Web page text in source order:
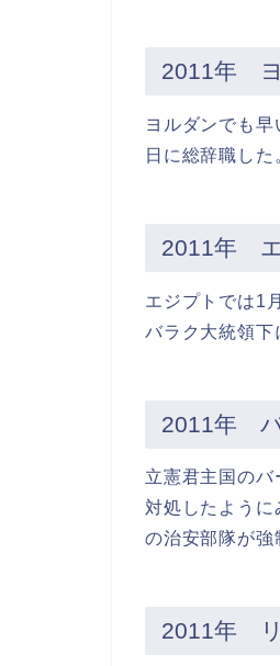
2011年
ヨルダンでも
日に総辞職した
2011年
エジプトでは1
バラク大統領下
2011年
立憲君主国の
対処したよう
の治安部隊が強
2011年